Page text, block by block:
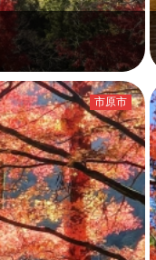
市原市